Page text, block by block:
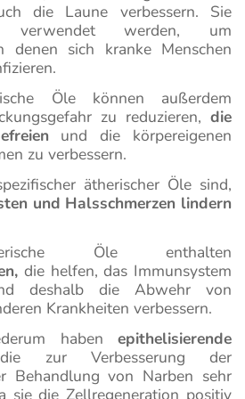
die Laune verbessern. Sie
verwendet werden, um
denen sich kranke Menschen
Öle können außerdem
zu reduzieren, die
und die körpereigenen
zu verbessern.
ätherischer Öle sind,
und Halsschmerzen lindern
Öle enthalten
die helfen, das Immunsystem
deshalb die Abwehr von
Krankheiten verbessern.
haben epithelisierende
die zur Verbesserung der
Behandlung von Narben sehr
sie die Zellregeneration positiv